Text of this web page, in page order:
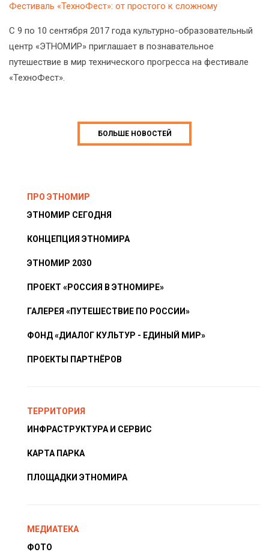
Фестиваль «ТехноФест»: от простого к сложному
С 9 по 10 сентября 2017 года культурно-образовательный
центр «ЭТНОМИР» приглашает в познавательное
путешествие в мир технического прогресса на фестивале
«ТехноФест».
БОЛЬШЕ НОВОСТЕЙ
ПРО ЭТНОМИР
ЭТНОМИР СЕГОДНЯ
КОНЦЕПЦИЯ ЭТНОМИРА
ЭТНОМИР 2030
ПРОЕКТ «РОССИЯ В ЭТНОМИРЕ»
ГАЛЕРЕЯ «ПУТЕШЕСТВИЕ ПО РОССИИ»
ФОНД «ДИАЛОГ КУЛЬТУР - ЕДИНЫЙ МИР»
ПРОЕКТЫ ПАРТНЁРОВ
ТЕРРИТОРИЯ
ИНФРАСТРУКТУРА И СЕРВИС
КАРТА ПАРКА
ПЛОЩАДКИ ЭТНОМИРА
МЕДИАТЕКА
ФОТО